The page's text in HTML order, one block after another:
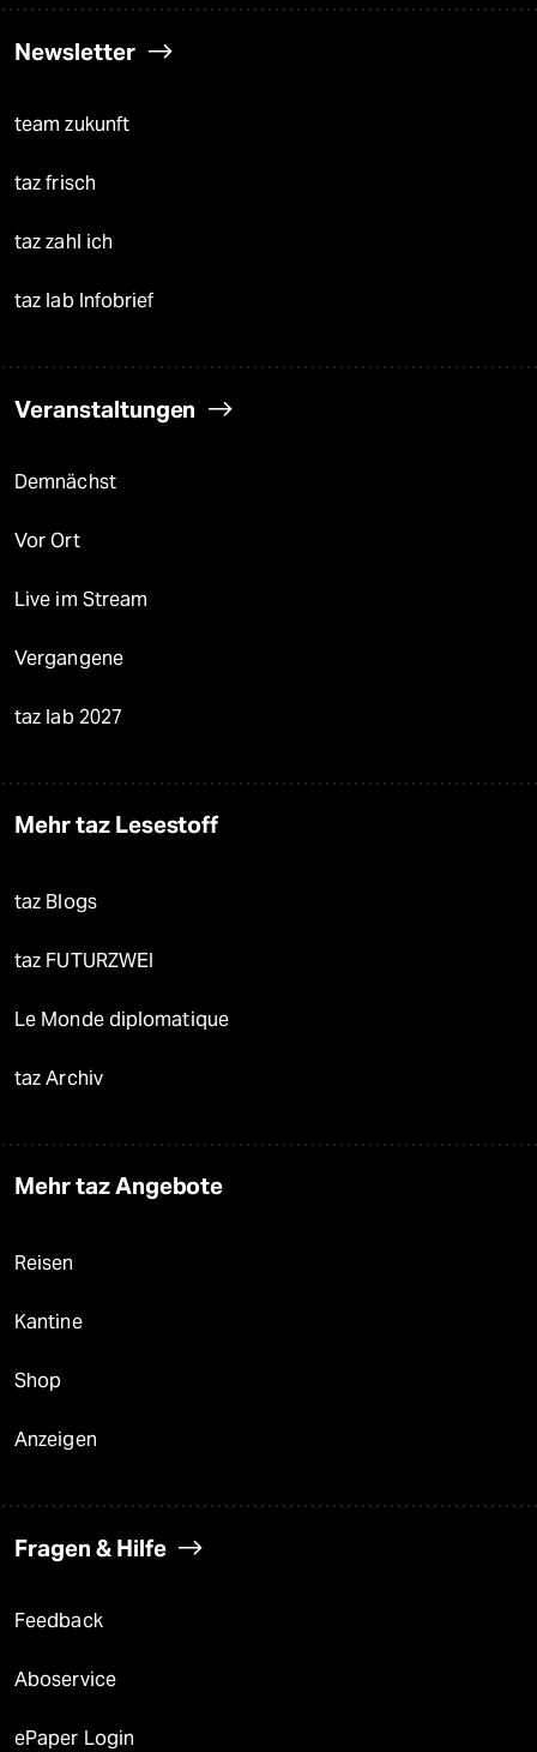
Newsletter
team zukunft
taz frisch
taz zahl ich
taz lab Infobrief
Veranstaltungen
Demnächst
Vor Ort
Live im Stream
Vergangene
taz lab 2027
Mehr taz Lesestoff
taz Blogs
taz FUTURZWEI
Le Monde diplomatique
taz Archiv
Mehr taz Angebote
Reisen
Kantine
Shop
Anzeigen
Fragen & Hilfe
Feedback
Aboservice
ePaper Login